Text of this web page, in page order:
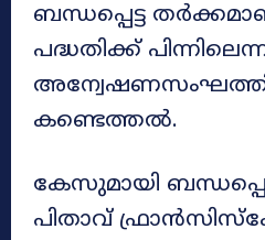
ബന്ധപ്പെട്ട
പദ്ധതിക്ക്
കണ്ടെത്തൽ.
കേസുമായി
പിതാവ്